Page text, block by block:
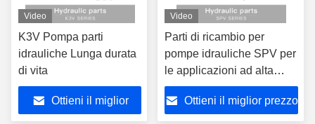
Video
K3V Pompa parti
idrauliche Lunga durata
di vita
Ottieni il miglior
Video
Parti di ricambio per
pompe idrauliche SPV per
le applicazioni ad alta
pressione
Ottieni il miglior prezzo